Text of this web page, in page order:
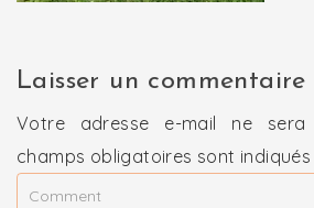
Laisser un commentaire
Votre adresse e-mail ne sera
champs obligatoires sont